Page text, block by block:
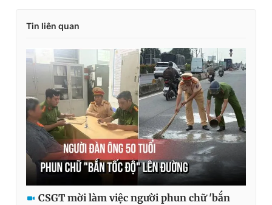
Tin liên quan
CSGT mời làm việc người phun chữ 'bắn